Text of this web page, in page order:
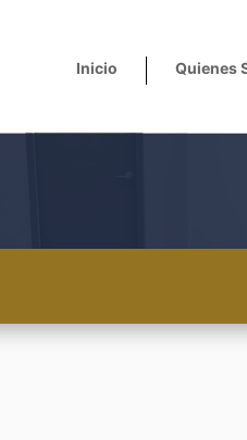
Inicio Quienes